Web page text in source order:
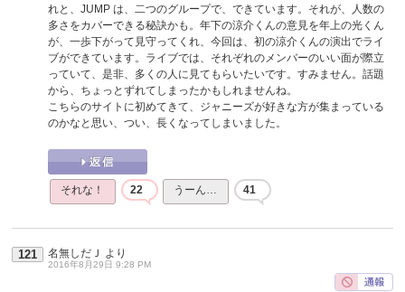
れと、JUMP は、二つのグループで、できています。それが、人数の
多さをカバーできる秘訣かも。年下の涼介くんの意見を年上の光くん
が、一歩下がって見守ってくれ、今回は、初の涼介くんの演出でライ
ブができています。ライブでは、それぞれのメンバーのいい面が際立
っていて、是非、多くの人に見てもらいたいです。すみません。話題
から、ちょっとずれてしまったかもしれませんね。
こちらのサイトに初めてきて、ジャニーズが好きな方が集まっている
のかなと思い、つい、長くなってしまいました。
それな！ 22 うーん… 41
121 名無しだＪ より
2016年8月29日 9:28 PM